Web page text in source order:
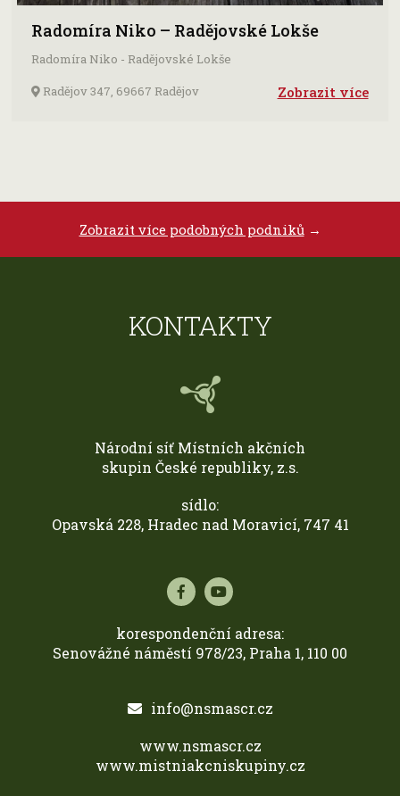
Radomíra Niko – Radějovské Lokše
Radomíra Niko - Radějovské Lokše
Radějov 347, 69667 Radějov
Zobrazit více
Zobrazit více podobných podniků→
KONTAKTY
Národní síť Místních akčních
skupin České republiky, z.s.
sídlo:
Opavská 228, Hradec nad Moravicí, 747 41
korespondenční adresa:
Senovážné náměstí 978/23, Praha 1, 110 00
info@nsmascr.cz
www.nsmascr.cz
www.mistniakcniskupiny.cz